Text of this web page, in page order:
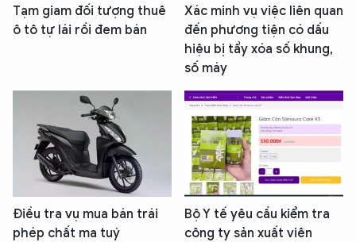
Tạm giam đối tượng thuê
ô tô tự lái rồi đem bán
Xác minh vụ việc liên quan
đến phương tiện có dấu
hiệu bị tẩy xóa số khung,
số máy
Điều tra vụ mua bán trái
phép chất ma tuý
Bộ Y tế yêu cầu kiểm tra
công ty sản xuất viên